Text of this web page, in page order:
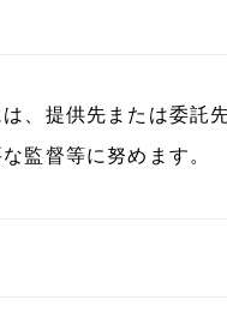
、提供先または委託
監督等に努めます。